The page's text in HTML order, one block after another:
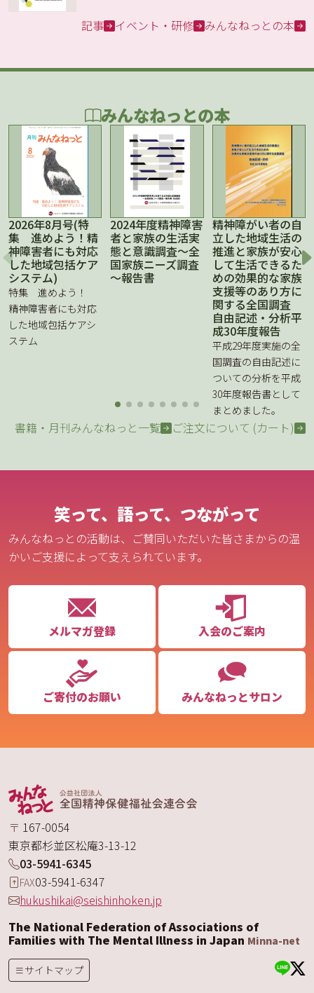
記事 イベント・研修 みんなねっとの本
みんなねっとの本
2026年8月号(特
集 進めよう！精
神障害者にも対応
した地域包括ケア
システム)
特集 進めよう！
精神障害者にも対応
した地域包括ケアシ
ステム
2024年度精神障害
者と家族の生活実
態と意識調査～全
国家族ニーズ調査
～報告書
精神障がい者の自
立した地域生活の
推進と家族が安心
して生活できるた
めの効果的な家族
支援等のあり方に
関する全国調査
自由記述・分析平
成30年度報告
平成29年度実施の全
国調査の自由記述に
ついての分析を平成
30年度報告書として
まとめました。
書籍・月刊みんなねっと一覧 ご注文について (カート)
笑って、語って、つながって
みんなねっとの活動は、ご賛同いただいた皆さまからの温
かいご支援によって支えられています。
メルマガ登録 入会のご案内
ご寄付のお願い みんなねっとサロン
〒 167-0054
東京都杉並区松庵3-13-12
03-5941-6345
FAX03-5941-6347
hukushikai@seishinhoken.jp
The National Federation of Associations of
Families with The Mental Illness in Japan Minna-net
サイトマップ